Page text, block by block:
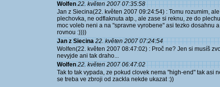
Wolfen 22. květen 2007 07:35:58
Jan z Siecina(22. květen 2007 09:24:54) : Tomu rozumim,
plechovka, ne odflaknuta atp., ale zase si reknu, ze do
moc voleb neni a na "spravne vyrobene" asi tezko dosahnu
rovnou :))))
Jan z Siecina 22. květen 2007 07:24:54
Wolfen(22. květen 2007 08:47:02) : Proč ne? Jen si musíš
nevyjde ani tak draho...
Wolfen 22. květen 2007 06:47:02
Tak to tak vypada, ze pokud clovek nema "high-end" tak asi
se treba ve zbroji od zackla nekde ukazat :))